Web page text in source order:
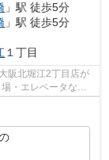
」駅 徒歩5分
」駅 徒歩5分
１丁目
阪北堀江2丁目店が
・エレベータなど